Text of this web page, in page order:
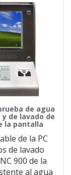
de agua
de lavado de
la pantalla
de la PC
de lavado
900 de la
al agua